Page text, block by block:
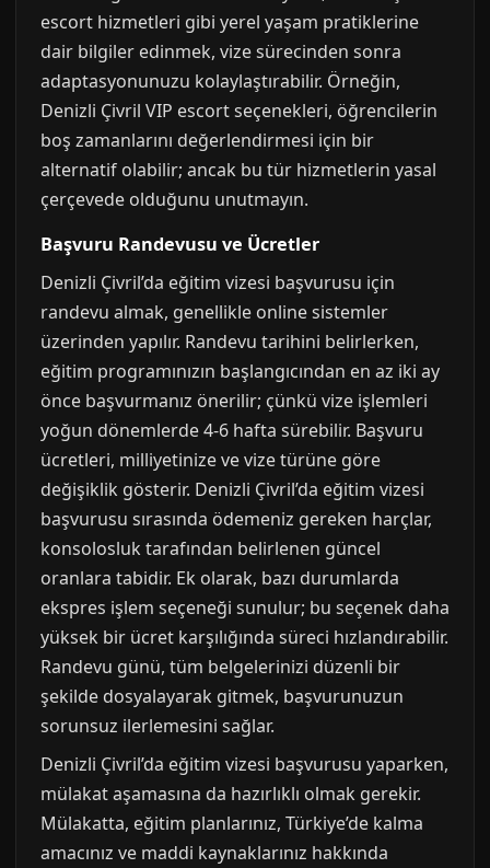
escort hizmetleri gibi yerel yaşam pratiklerine
dair bilgiler edinmek, vize sürecinden sonra
adaptasyonunuzu kolaylaştırabilir. Örneğin,
Denizli Çivril VIP escort seçenekleri, öğrencilerin
boş zamanlarını değerlendirmesi için bir
alternatif olabilir; ancak bu tür hizmetlerin yasal
çerçevede olduğunu unutmayın.
Başvuru Randevusu ve Ücretler
Denizli Çivril’da eğitim vizesi başvurusu için
randevu almak, genellikle online sistemler
üzerinden yapılır. Randevu tarihini belirlerken,
eğitim programınızın başlangıcından en az iki ay
önce başvurmanız önerilir; çünkü vize işlemleri
yoğun dönemlerde 4-6 hafta sürebilir. Başvuru
ücretleri, milliyetinize ve vize türüne göre
değişiklik gösterir. Denizli Çivril’da eğitim vizesi
başvurusu sırasında ödemeniz gereken harçlar,
konsolosluk tarafından belirlenen güncel
oranlara tabidir. Ek olarak, bazı durumlarda
ekspres işlem seçeneği sunulur; bu seçenek daha
yüksek bir ücret karşılığında süreci hızlandırabilir.
Randevu günü, tüm belgelerinizi düzenli bir
şekilde dosyalayarak gitmek, başvurunuzun
sorunsuz ilerlemesini sağlar.
Denizli Çivril’da eğitim vizesi başvurusu yaparken,
mülakat aşamasına da hazırlıklı olmak gerekir.
Mülakatta, eğitim planlarınız, Türkiye’de kalma
amacınız ve maddi kaynaklarınız hakkında